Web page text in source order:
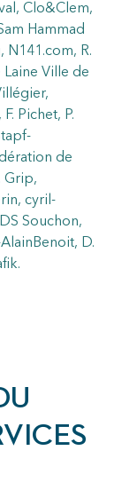
Clo&Clem,
Hammad
N141.com, R.
Ville de
Pichet, P.
de
Grip,
cyril-
Souchon,
D.